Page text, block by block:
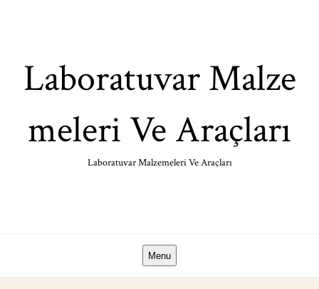
Laboratuvar Malze
meleri Ve Araçları
Laboratuvar Malzemeleri Ve Araçları
Menu